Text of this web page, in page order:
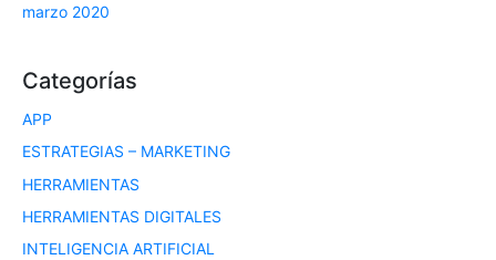
marzo 2020
Categorías
APP
ESTRATEGIAS – MARKETING
HERRAMIENTAS
HERRAMIENTAS DIGITALES
INTELIGENCIA ARTIFICIAL